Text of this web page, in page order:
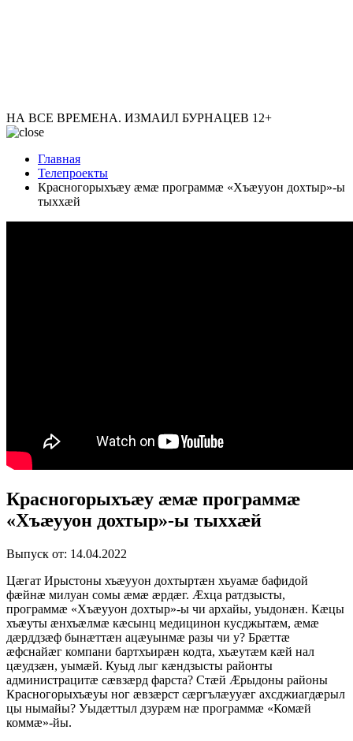
НА ВСЕ ВРЕМЕНА. ИЗМАИЛ БУРНАЦЕВ 12+
Главная
Телепроекты
Красногорыхъæу æмæ программæ «Хъæууон дохтыр»-ы
тыххæй
Красногорыхъæу æмæ программæ
«Хъæууон дохтыр»-ы тыххæй
Выпуск от: 14.04.2022
Цæгат Ирыстоны хъæууон дохтыртæн хъуамæ бафидой
фæйнæ милуан сомы æмæ æрдæг. Æхца ратдзысты,
программæ «Хъæууон дохтыр»-ы чи архайы, уыдонæн. Кæцы
хъæуты æнхъæлмæ кæсынц медицинон кусджытæм, æмæ
дæрддзæф бынæттæн ацæуынмæ разы чи у? Брæттæ
æфснайæг компани бартхъирæн кодта, хъæутæм кæй нал
цæудзæн, уымæй. Куыд лыг кæндзысты районты
администрацитæ сæвзæрд фарста? Стæй Æрыдоны районы
Красногорыхъæуы ног æвзæрст сæргълæууæг ахсджиагдæрыл
цы нымайы? Уыдæттыл дзурæм нæ программæ «Комæй
коммæ»-йы.